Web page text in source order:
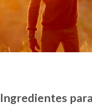
Ingredientes